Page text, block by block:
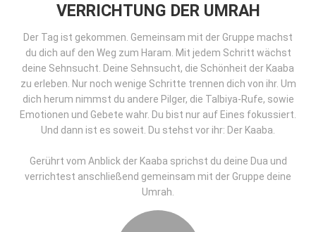
VERRICHTUNG DER UMRAH
Der Tag ist gekommen. Gemeinsam mit der Gruppe machst
du dich auf den Weg zum Haram. Mit jedem Schritt wächst
deine Sehnsucht. Deine Sehnsucht, die Schönheit der Kaaba
zu erleben. Nur noch wenige Schritte trennen dich von ihr. Um
dich herum nimmst du andere Pilger, die Talbiya-Rufe, sowie
Emotionen und Gebete wahr. Du bist nur auf Eines fokussiert.
Und dann ist es soweit. Du stehst vor ihr: Der Kaaba.
Gerührt vom Anblick der Kaaba sprichst du deine Dua und
verrichtest anschließend gemeinsam mit der Gruppe deine
Umrah.